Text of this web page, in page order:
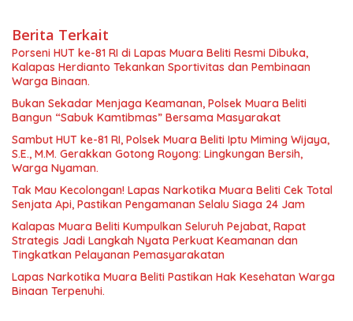
Berita Terkait
Porseni HUT ke-81 RI di Lapas Muara Beliti Resmi Dibuka,
Kalapas Herdianto Tekankan Sportivitas dan Pembinaan
Warga Binaan.
Bukan Sekadar Menjaga Keamanan, Polsek Muara Beliti
Bangun “Sabuk Kamtibmas” Bersama Masyarakat
Sambut HUT ke-81 RI, Polsek Muara Beliti Iptu Miming Wijaya,
S.E., M.M. Gerakkan Gotong Royong: Lingkungan Bersih,
Warga Nyaman.
Tak Mau Kecolongan! Lapas Narkotika Muara Beliti Cek Total
Senjata Api, Pastikan Pengamanan Selalu Siaga 24 Jam
Kalapas Muara Beliti Kumpulkan Seluruh Pejabat, Rapat
Strategis Jadi Langkah Nyata Perkuat Keamanan dan
Tingkatkan Pelayanan Pemasyarakatan
Lapas Narkotika Muara Beliti Pastikan Hak Kesehatan Warga
Binaan Terpenuhi.